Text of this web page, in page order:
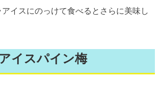
イスにのっけて食べるとさらに美味し
イスパイン梅